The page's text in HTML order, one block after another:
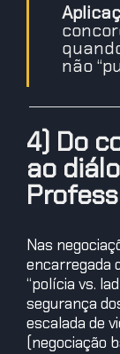
não
4) Do
ao
Nas
encarregada
“polícia vs.
segurança
escalada de
(negociação